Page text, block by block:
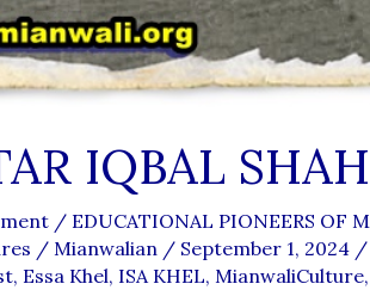
IQBAL SHAH
/ EDUCATIONAL PIONEERS OF
/ Mianwalian / September 1, 2024 /
, Essa Khel, ISA KHEL, MianwaliCulture,